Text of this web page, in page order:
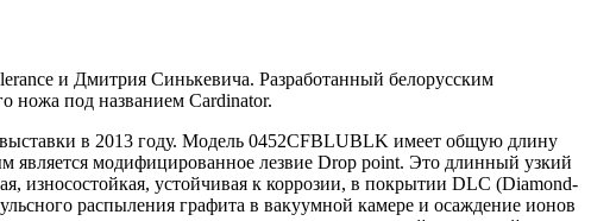
и Дмитрия Синькевича. Разработанный белорусским
ножа под названием Cardinator.
в 2013 году. Модель 0452CFBLUBLK имеет общую длину
является модифицированное лезвие Drop point. Это длинный узкий
износостойкая, устойчивая к коррозии, в покрытии DLC (Diamond-
распыления графита в вакуумной камере и осаждение ионов